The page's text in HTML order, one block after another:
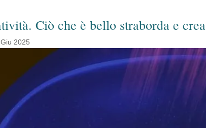
Ciò che è bello straborda e crea
2025